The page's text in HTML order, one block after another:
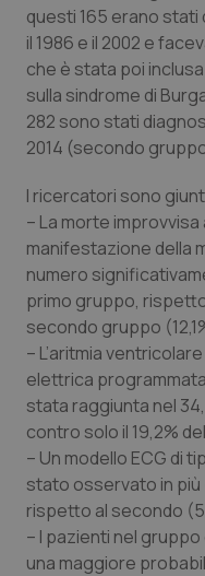
Lazio
Liguria
Lombardia
Marche
Molise
Piemonte
Provincia
Provincia
Puglia
Sardegna
Diabete &
Disturbi
Dolore
Donna & Salute
Epatiti
HIV
Infezioni &
Ipertensione &
Malattie rare
Malattia di
questi 165 erano
il 1986 e il 2002 e
che è stata poi
sulla sindrome di
282 sono stati
2014 (secondo
I ricercatori sono
– La morte
manifestazione della
numero
primo gruppo,
secondo gruppo
– L’aritmia
elettrica
stata raggiunta nel
contro solo il 19,2%
– Un modello ECG di
stato osservato in
rispetto al secondo
– I pazienti nel
una maggiore